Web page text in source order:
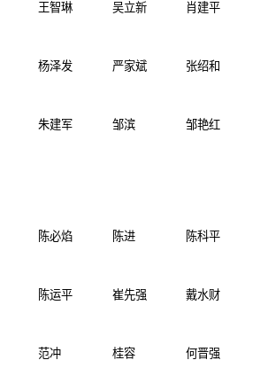
王智琳 吴立新 肖建平
杨泽发 严家斌 张绍和
朱建军 邹滨 邹艳红
陈必焰 陈进 陈科平
陈运平 崔先强 戴水财
范冲 桂容 何晋强